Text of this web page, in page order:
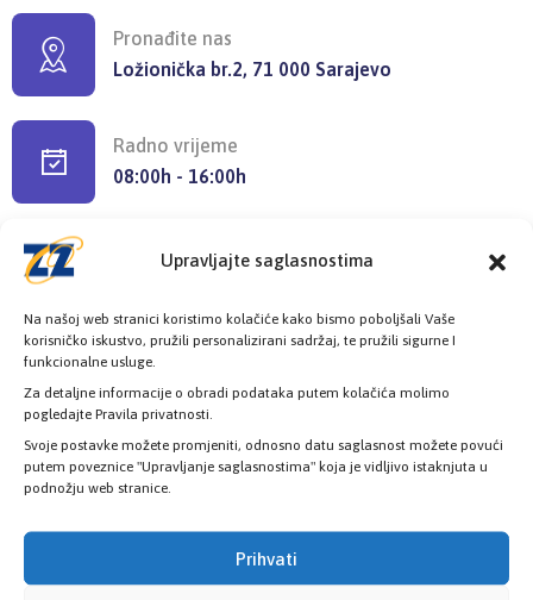
Upravljajte saglasnostima
Na našoj web stranici koristimo kolačiće kako bismo poboljšali Vaše
korisničko iskustvo, pružili personalizirani sadržaj, te pružili sigurne I
funkcionalne usluge.
Za detaljne informacije o obradi podataka putem kolačića molimo
pogledajte Pravila privatnosti.
Svoje postavke možete promjeniti, odnosno datu saglasnost možete povući
putem poveznice "Upravljanje saglasnostima" koja je vidljivo istaknjuta u
podnožju web stranice.
Prihvati
Pronađite nas
Ložionička br.2, 71 000 Sarajevo
Radno vrijeme
08:00h - 16:00h
Provjerite status vaše elektronske
zdravstvene kartice
PROVJERITE STATUS